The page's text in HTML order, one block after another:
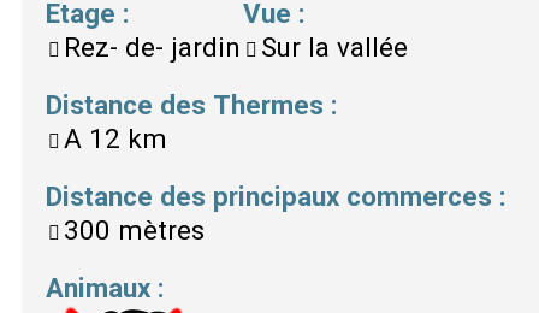
Etage :
Rez- de- jardin
Vue :
Sur la vallée
Distance des Thermes :
A 12 km
Distance des principaux commerces :
300 mètres
Animaux :